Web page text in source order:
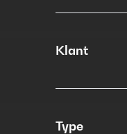
Klant
Type